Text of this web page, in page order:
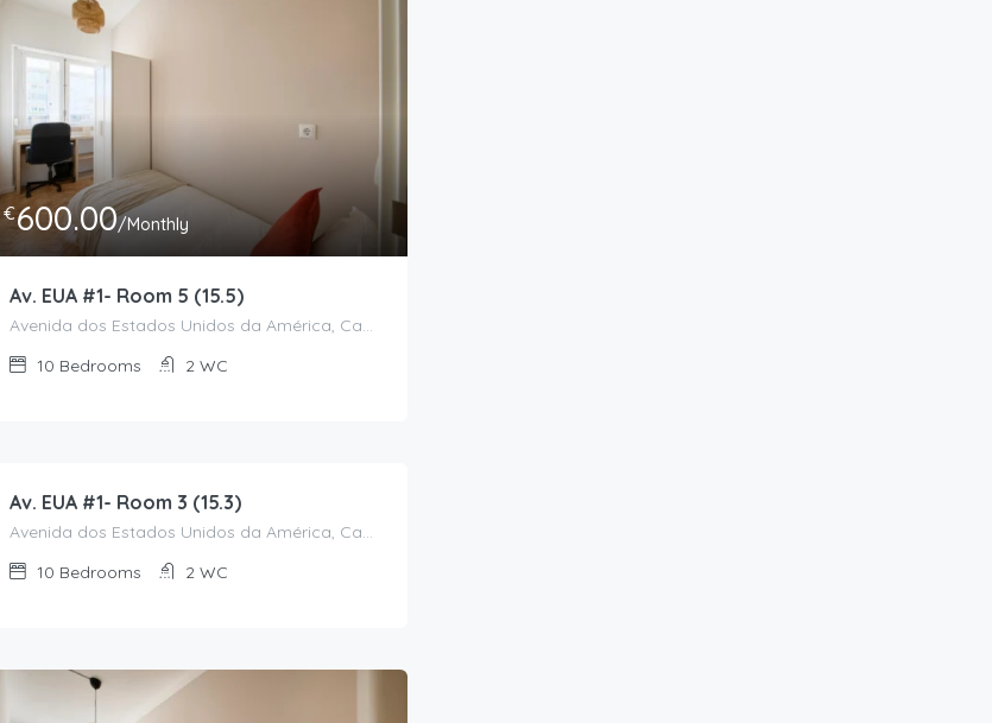
€600.00/Monthly
Av. EUA #1- Room 5 (15.5)
Avenida dos Estados Unidos da América, Campo Grande, Alvalade, Lisboa, 1700-170, Portugal
10 Bedrooms 2 WC
Av. EUA #1- Room 3 (15.3)
Avenida dos Estados Unidos da América, Campo Grande, Alvalade, Lisboa, 1700-170, Portugal
10 Bedrooms 2 WC